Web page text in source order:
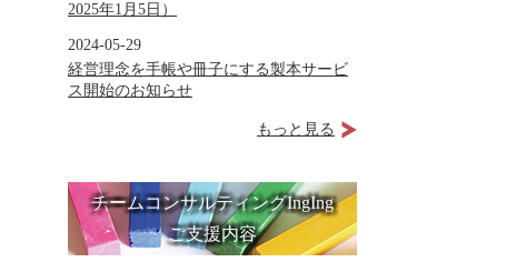
2025年1月5日）
2024-05-29
経営理念を手帳や冊子にする製本サービ
ス開始のお知らせ
もっと見る
チームコンサルティングIngIng
ご支援内容